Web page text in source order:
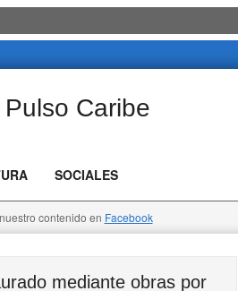
SOCIALES
contenido en Facebook
mediante obras por